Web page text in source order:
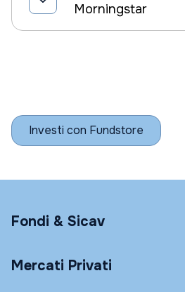
Morningstar
Investi con Fundstore
Fondi & Sicav
Mercati Privati